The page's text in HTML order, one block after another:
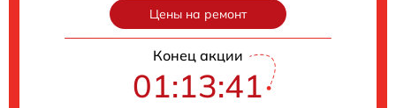
Цены на ремонт
Конец акции
01:13:40